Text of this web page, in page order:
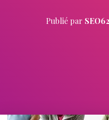
Publié par